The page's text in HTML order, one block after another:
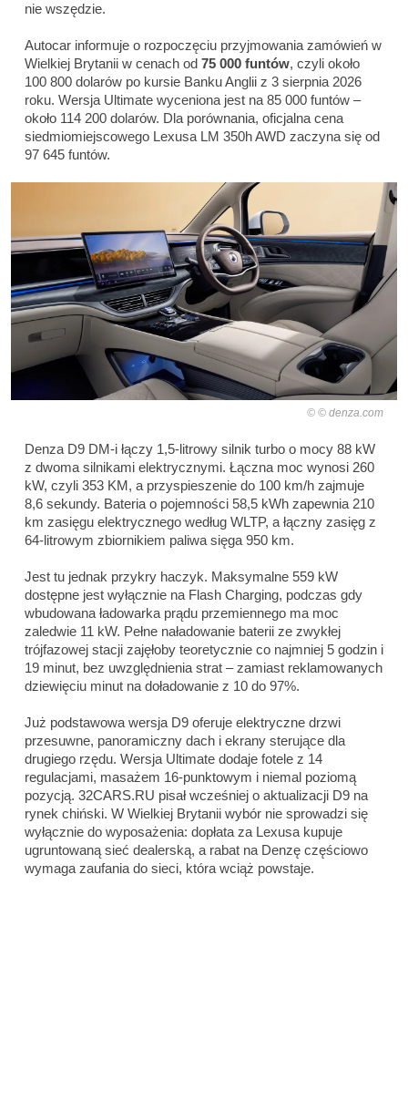
nie wszędzie.
Autocar informuje o rozpoczęciu przyjmowania zamówień w
Wielkiej Brytanii w cenach od 75 000 funtów, czyli około
100 800 dolarów po kursie Banku Anglii z 3 sierpnia 2026
roku. Wersja Ultimate wyceniona jest na 85 000 funtów –
około 114 200 dolarów. Dla porównania, oficjalna cena
siedmiomiejscowego Lexusa LM 350h AWD zaczyna się od
97 645 funtów.
© denza.com
Denza D9 DM-i łączy 1,5-litrowy silnik turbo o mocy 88 kW
z dwoma silnikami elektrycznymi. Łączna moc wynosi 260
kW, czyli 353 KM, a przyspieszenie do 100 km/h zajmuje
8,6 sekundy. Bateria o pojemności 58,5 kWh zapewnia 210
km zasięgu elektrycznego według WLTP, a łączny zasięg z
64-litrowym zbiornikiem paliwa sięga 950 km.
Jest tu jednak przykry haczyk. Maksymalne 559 kW
dostępne jest wyłącznie na Flash Charging, podczas gdy
wbudowana ładowarka prądu przemiennego ma moc
zaledwie 11 kW. Pełne naładowanie baterii ze zwykłej
trójfazowej stacji zajęłoby teoretycznie co najmniej 5 godzin i
19 minut, bez uwzględnienia strat – zamiast reklamowanych
dziewięciu minut na doładowanie z 10 do 97%.
Już podstawowa wersja D9 oferuje elektryczne drzwi
przesuwne, panoramiczny dach i ekrany sterujące dla
drugiego rzędu. Wersja Ultimate dodaje fotele z 14
regulacjami, masażem 16-punktowym i niemal poziomą
pozycją. 32CARS.RU pisał wcześniej o aktualizacji D9 na
rynek chiński. W Wielkiej Brytanii wybór nie sprowadzi się
wyłącznie do wyposażenia: dopłata za Lexusa kupuje
ugruntowaną sieć dealerską, a rabat na Denzę częściowo
wymaga zaufania do sieci, która wciąż powstaje.